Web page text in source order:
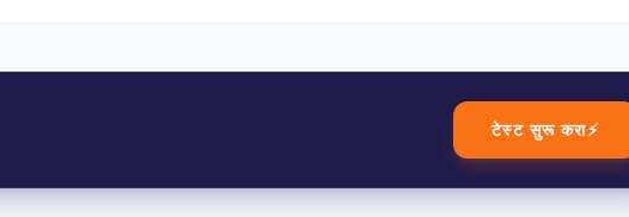
टेस्ट सुरू करा⚡